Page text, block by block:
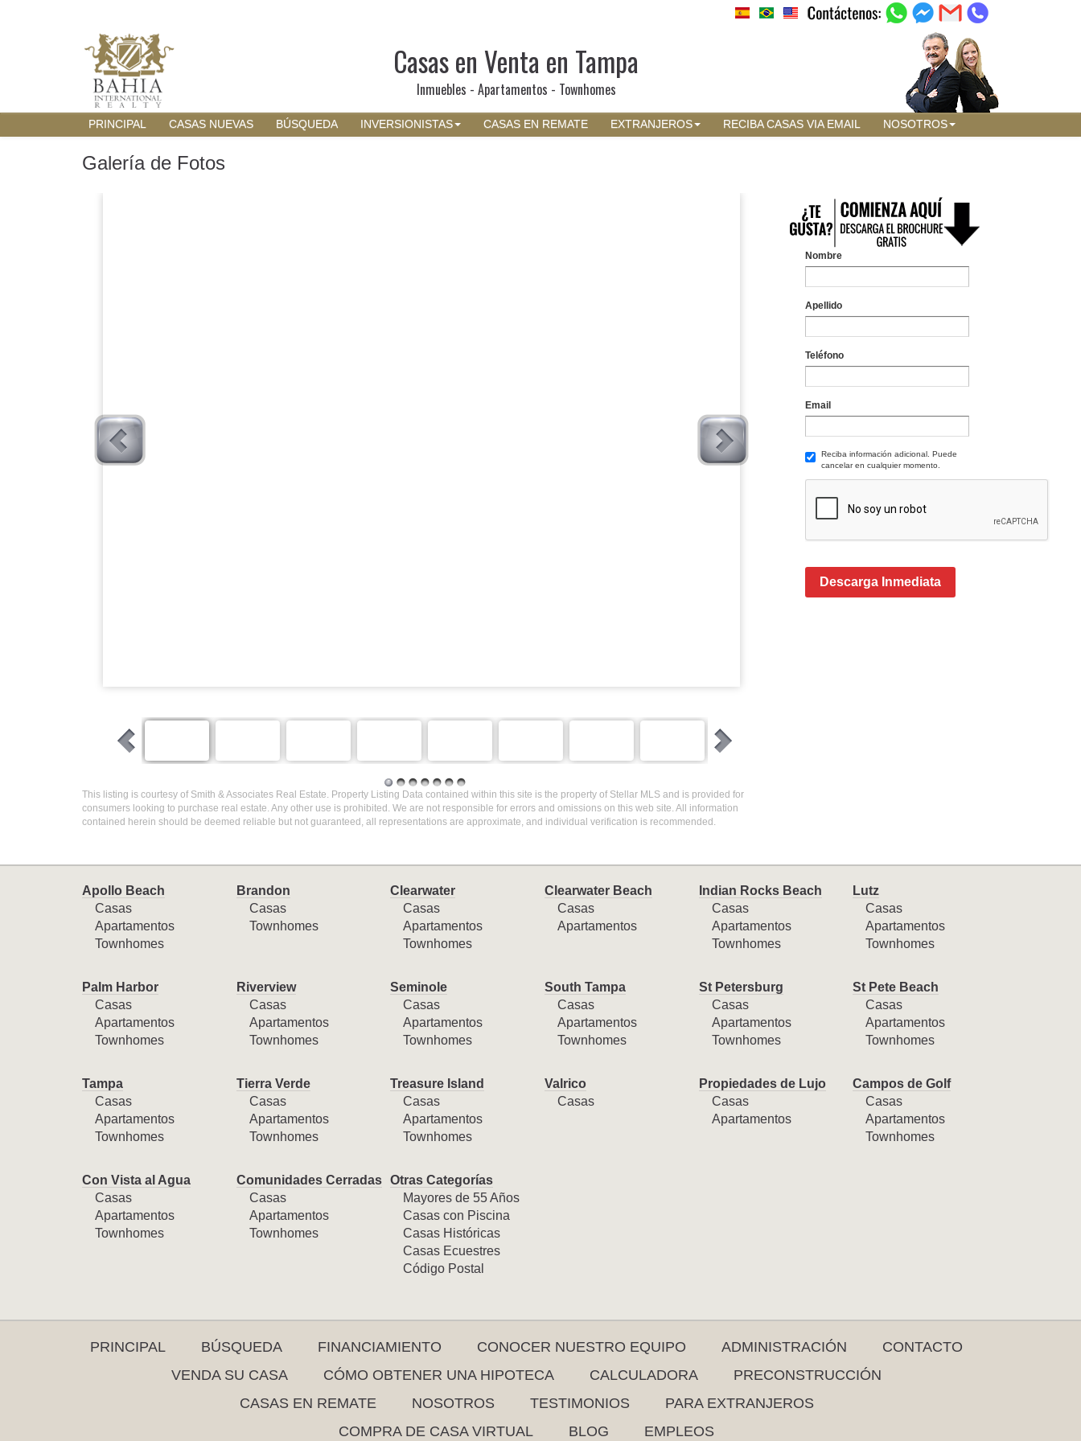
Casas en Venta en Tampa
Inmuebles - Apartamentos - Townhomes
PRINCIPAL CASAS NUEVAS BÚSQUEDA INVERSIONISTAS CASAS EN REMATE EXTRANJEROS RECIBA CASAS VIA EMAIL NOSOTROS
Galería de Fotos
Nombre
Apellido
Teléfono
Email
Reciba información adicional. Puede
cancelar en cualquier momento.
Descarga Inmediata
This listing is courtesy of Smith & Associates Real Estate. Property Listing Data contained within this site is the property of Stellar MLS and is provided for
consumers looking to purchase real estate. Any other use is prohibited. We are not responsible for errors and omissions on this web site. All information
contained herein should be deemed reliable but not guaranteed, all representations are approximate, and individual verification is recommended.
Apollo Beach
Casas
Apartamentos
Townhomes
Brandon
Casas
Townhomes
Clearwater
Casas
Apartamentos
Townhomes
Clearwater Beach
Casas
Apartamentos
Indian Rocks Beach
Casas
Apartamentos
Townhomes
Lutz
Casas
Apartamentos
Townhomes
Palm Harbor
Casas
Apartamentos
Townhomes
Riverview
Casas
Apartamentos
Townhomes
Seminole
Casas
Apartamentos
Townhomes
South Tampa
Casas
Apartamentos
Townhomes
St Petersburg
Casas
Apartamentos
Townhomes
St Pete Beach
Casas
Apartamentos
Townhomes
Tampa
Casas
Apartamentos
Townhomes
Tierra Verde
Casas
Apartamentos
Townhomes
Treasure Island
Casas
Apartamentos
Townhomes
Valrico
Casas
Propiedades de Lujo
Casas
Apartamentos
Campos de Golf
Casas
Apartamentos
Townhomes
Con Vista al Agua
Casas
Apartamentos
Townhomes
Comunidades Cerradas
Casas
Apartamentos
Townhomes
Otras Categorías
Mayores de 55 Años
Casas con Piscina
Casas Históricas
Casas Ecuestres
Código Postal
PRINCIPAL BÚSQUEDA FINANCIAMIENTO CONOCER NUESTRO EQUIPO ADMINISTRACIÓN
CONTACTO
VENDA SU CASA
CÓMO OBTENER UNA HIPOTECA CALCULADORA
PRECONSTRUCCIÓN
CASAS EN REMATE
NOSOTROS TESTIMONIOS
PARA EXTRANJEROS
COMPRA DE CASA VIRTUAL
BLOG EMPLEOS